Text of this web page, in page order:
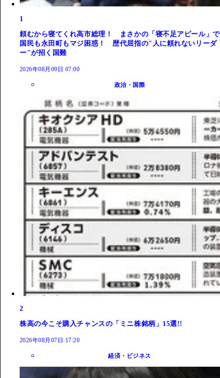
1
頼むから寝てくれ高市総理！ まさかの「寝不足アピール」で
国民も永田町もマジ困惑！ 歴代屈指の"人に頼れないリーダ
ー"が招く国難
2026年08月09日 07:00
政治・国際
2
株高の今こそ購入チャンスの「ミニ株銘柄」15選!!
2026年08月07日 17:20
経済・ビジネス